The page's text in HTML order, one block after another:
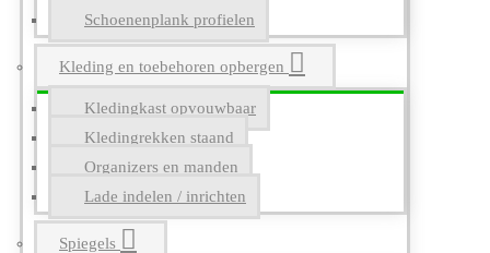
Schoenenplank profielen
Kleding en toebehoren opbergen
Kledingkast opvouwbaar
Kledingrekken staand
Organizers en manden
Lade indelen / inrichten
Spiegels